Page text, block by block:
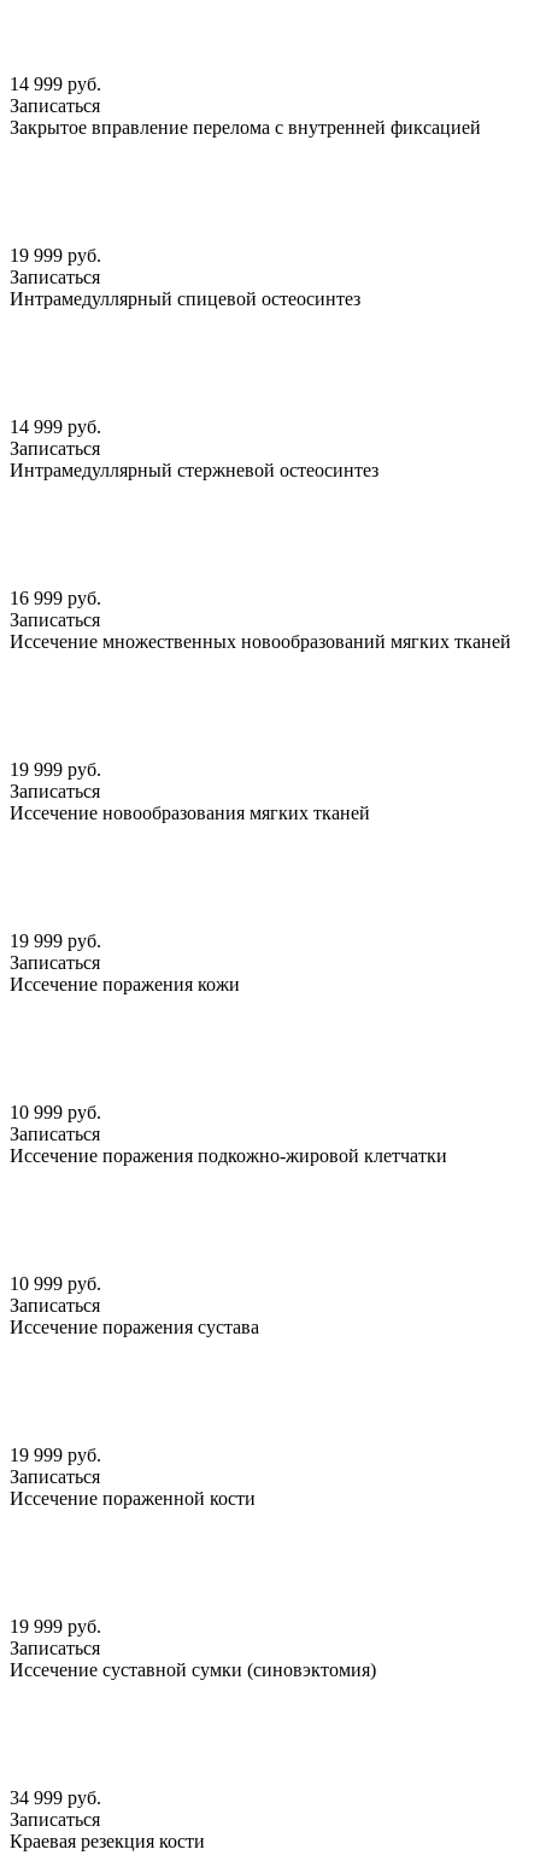
14 999 руб.
Записаться
Закрытое вправление перелома с внутренней фиксацией
19 999 руб.
Записаться
Интрамедуллярный спицевой остеосинтез
14 999 руб.
Записаться
Интрамедуллярный стержневой остеосинтез
16 999 руб.
Записаться
Иссечение множественных новообразований мягких тканей
19 999 руб.
Записаться
Иссечение новообразования мягких тканей
19 999 руб.
Записаться
Иссечение поражения кожи
10 999 руб.
Записаться
Иссечение поражения подкожно-жировой клетчатки
10 999 руб.
Записаться
Иссечение поражения сустава
19 999 руб.
Записаться
Иссечение пораженной кости
19 999 руб.
Записаться
Иссечение суставной сумки (синовэктомия)
34 999 руб.
Записаться
Краевая резекция кости